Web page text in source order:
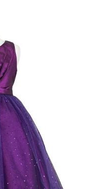
パニエ
レディース
アウター
Wedding
結婚式
フラワーガール・リングボーイ・ゲ
スト
Shichi-Go-San
七五三